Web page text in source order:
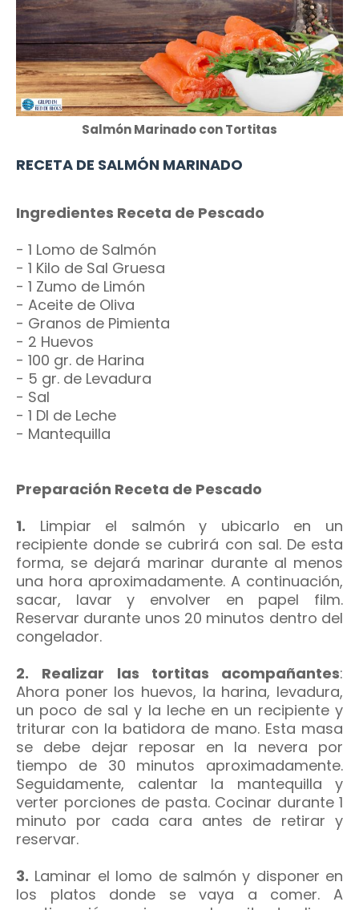
Salmón Marinado con Tortitas
RECETA DE SALMÓN MARINADO
Ingredientes Receta de Pescado
- 1 Lomo de Salmón
- 1 Kilo de Sal Gruesa
- 1 Zumo de Limón
- Aceite de Oliva
- Granos de Pimienta
- 2 Huevos
- 100 gr. de Harina
- 5 gr. de Levadura
- Sal
- 1 Dl de Leche
- Mantequilla
Preparación Receta de Pescado
1. Limpiar el salmón y ubicarlo en un
recipiente donde se cubrirá con sal. De esta
forma, se dejará marinar durante al menos
una hora aproximadamente. A continuación,
sacar, lavar y envolver en papel film.
Reservar durante unos 20 minutos dentro del
congelador.
2.
Realizar las tortitas acompañantes:
Ahora poner los huevos, la harina, levadura,
un poco de sal y la leche en un recipiente y
triturar con la batidora de mano. Esta masa
se debe dejar reposar en la nevera por
tiempo de 30 minutos aproximadamente.
Seguidamente, calentar la mantequilla y
verter porciones de pasta. Cocinar durante 1
minuto por cada cara antes de retirar y
reservar.
3. Laminar el lomo de salmón y disponer en
los platos donde se vaya a comer. A